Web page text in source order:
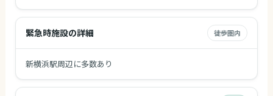
緊急時施設の詳細 徒歩圏内
新横浜駅周辺に多数あり